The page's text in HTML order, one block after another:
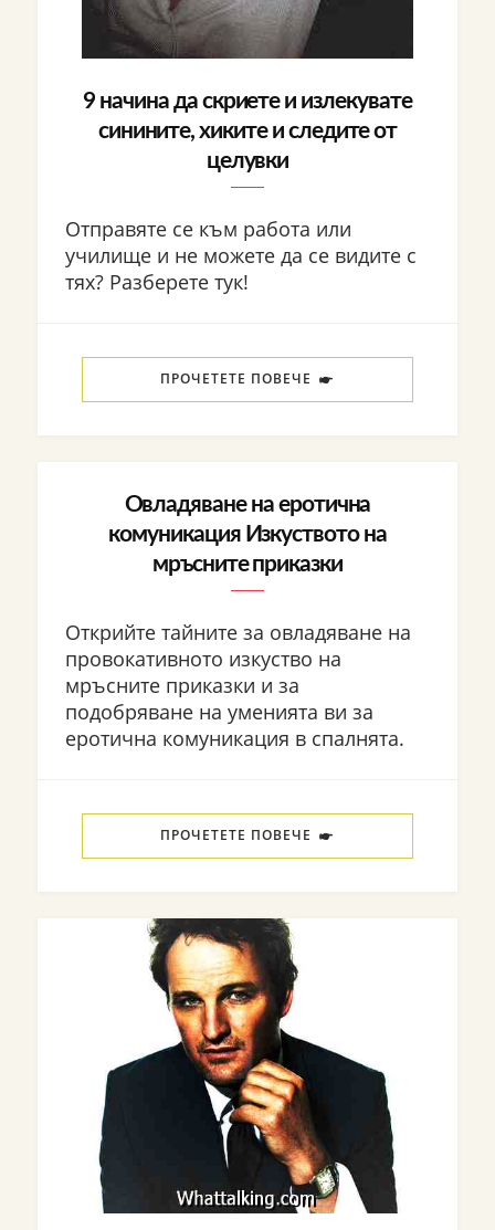
9 начина да скриете и излекувате
синините, хиките и следите от
целувки
Отправяте се към работа или
училище и не можете да се видите с
тях? Разберете тук!
ПРОЧЕТЕТЕ ПОВЕЧЕ
Овладяване на еротична
комуникация Изкуството на
мръсните приказки
Открийте тайните за овладяване на
провокативното изкуство на
мръсните приказки и за
подобряване на уменията ви за
еротична комуникация в спалнята.
ПРОЧЕТЕТЕ ПОВЕЧЕ